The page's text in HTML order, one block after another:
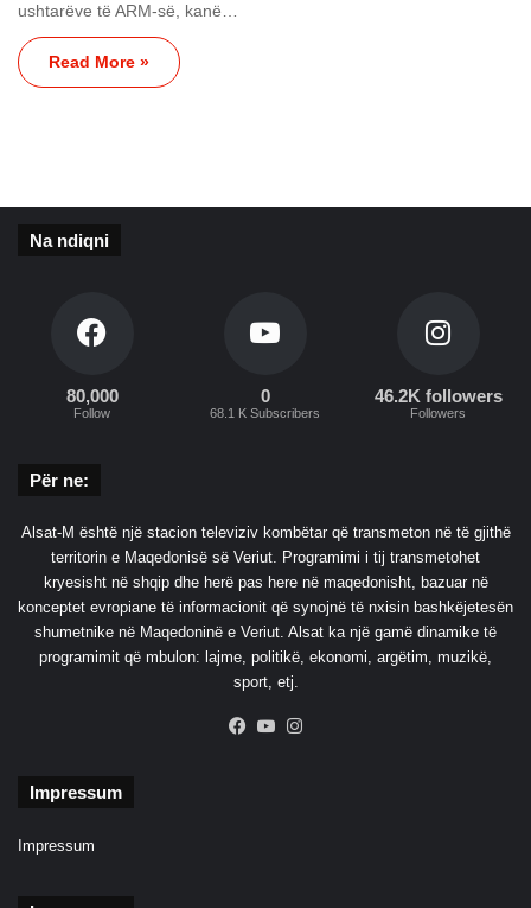
ushtarëve të ARM-së, kanë…
Read More »
Na ndiqni
80,000
Follow
0
68.1 K Subscribers
46.2K followers
Followers
Për ne:
Alsat-M është një stacion televiziv kombëtar që transmeton në të gjithë
territorin e Maqedonisë së Veriut. Programimi i tij transmetohet
kryesisht në shqip dhe herë pas here në maqedonisht, bazuar në
konceptet evropiane të informacionit që synojnë të nxisin bashkëjetesën
shumetnike në Maqedoninë e Veriut. Alsat ka një gamë dinamike të
programimit që mbulon: lajme, politikë, ekonomi, argëtim, muzikë,
sport, etj.
Facebook
YouTube
Impressum
Impressum